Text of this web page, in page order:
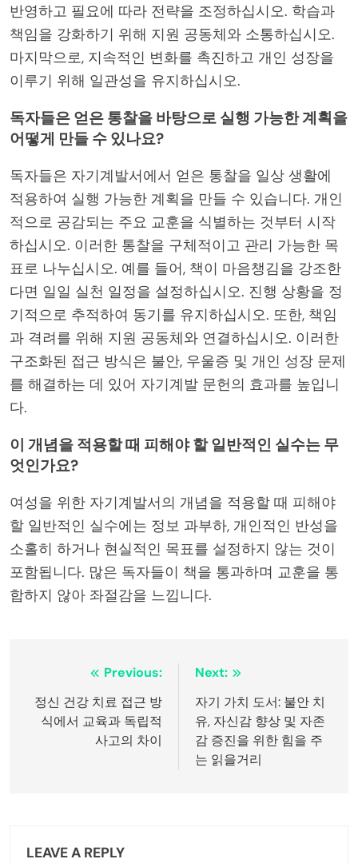
반영하고 필요에 따라 전략을 조정하십시오. 학습과
책임을 강화하기 위해 지원 공동체와 소통하십시오.
마지막으로, 지속적인 변화를 촉진하고 개인 성장을
이루기 위해 일관성을 유지하십시오.
독자들은 얻은 통찰을 바탕으로 실행 가능한 계획을
어떻게 만들 수 있나요?
독자들은 자기계발서에서 얻은 통찰을 일상 생활에
적용하여 실행 가능한 계획을 만들 수 있습니다. 개인
적으로 공감되는 주요 교훈을 식별하는 것부터 시작
하십시오. 이러한 통찰을 구체적이고 관리 가능한 목
표로 나누십시오. 예를 들어, 책이 마음챙김을 강조한
다면 일일 실천 일정을 설정하십시오. 진행 상황을 정
기적으로 추적하여 동기를 유지하십시오. 또한, 책임
과 격려를 위해 지원 공동체와 연결하십시오. 이러한
구조화된 접근 방식은 불안, 우울증 및 개인 성장 문제
를 해결하는 데 있어 자기계발 문헌의 효과를 높입니
다.
이 개념을 적용할 때 피해야 할 일반적인 실수는 무
엇인가요?
여성을 위한 자기계발서의 개념을 적용할 때 피해야
할 일반적인 실수에는 정보 과부하, 개인적인 반성을
소홀히 하거나 현실적인 목표를 설정하지 않는 것이
포함됩니다. 많은 독자들이 책을 통과하며 교훈을 통
합하지 않아 좌절감을 느낍니다.
navigation
Previous:
정신 건강 치료 접근 방
식에서 교육과 독립적
사고의 차이
Next:
자기 가치 도서: 불안 치
유, 자신감 향상 및 자존
감 증진을 위한 힘을 주
는 읽을거리
LEAVE A REPLY